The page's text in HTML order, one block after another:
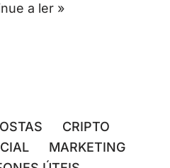
a ler »
CRIPTO
MARKETING